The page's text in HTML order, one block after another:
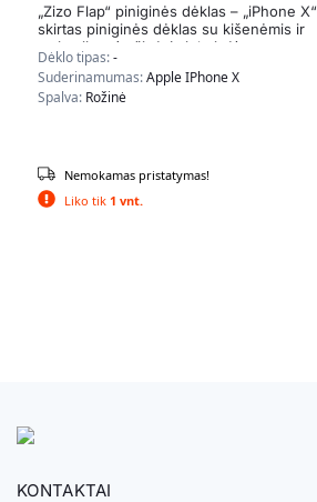
„Zizo Flap“ piniginės dėklas – „iPhone X“
skirtas piniginės dėklas su kišenėmis ir
atsistojimu (rožinė / violetinė)
Dėklo tipas:-
Suderinamumas:Apple IPhone X
Spalva: Rožinė
Liko tik 1 vnt.
Nemokamas pristatymas!
KONTAKTAI